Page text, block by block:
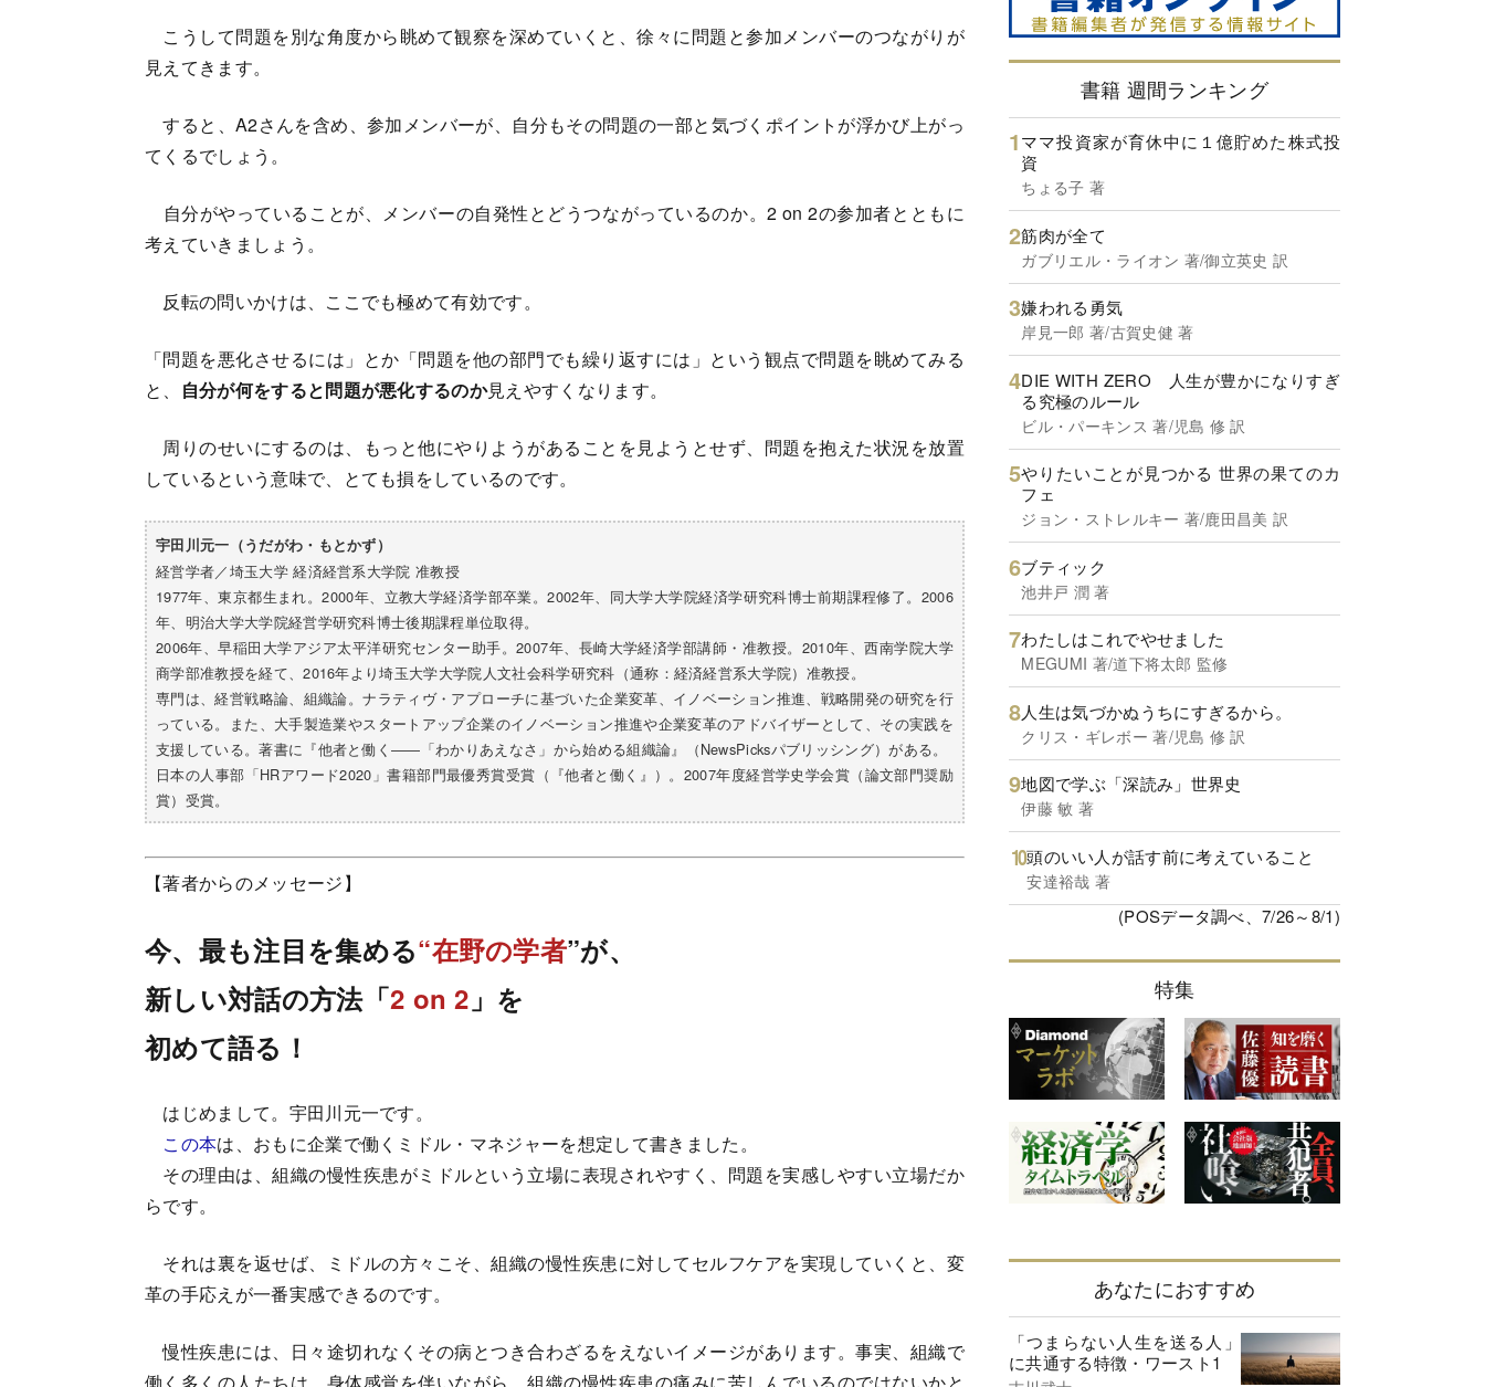
こうして問題を別な角度から眺めて観察を深めていくと、徐々に問題と参加メンバーのつながりが
見えてきます。
すると、A2さんを含め、参加メンバーが、自分もその問題の一部と気づくポイントが浮かび上がっ
てくるでしょう。
自分がやっていることが、メンバーの自発性とどうつながっているのか。2 on 2の参加者とともに
考えていきましょう。
反転の問いかけは、ここでも極めて有効です。
「問題を悪化させるには」とか「問題を他の部門でも繰り返すには」という観点で問題を眺めてみる
と、
自分が何をすると問題が悪化するのか見えやすくなります。
周りのせいにするのは、もっと他にやりようがあることを見ようとせず、問題を抱えた状況を放置
しているという意味で、とても損をしているのです。
宇田川元一（うだがわ・もとかず）
経営学者／埼玉大学 経済経営系大学院 准教授
1977年、東京都生まれ。2000年、立教大学経済学部卒業。2002年、同大学大学院経済学研究科博士前期課程修了。2006
年、明治大学大学院経営学研究科博士後期課程単位取得。
2006年、早稲田大学アジア太平洋研究センター助手。2007年、長崎大学経済学部講師・准教授。2010年、西南学院大学
商学部准教授を経て、2016年より埼玉大学大学院人文社会科学研究科（通称：経済経営系大学院）准教授。
専門は、経営戦略論、組織論。ナラティヴ・アプローチに基づいた企業変革、イノベーション推進、戦略開発の研究を行
っている。また、大手製造業やスタートアップ企業のイノベーション推進や企業変革のアドバイザーとして、その実践を
支援している。著書に『他者と働く――「わかりあえなさ」から始める組織論』（NewsPicksパブリッシング）がある。
日本の人事部「HRアワード2020」書籍部門最優秀賞受賞（『他者と働く』）。2007年度経営学史学会賞（論文部門奨励
賞）受賞。
【著者からのメッセージ】
今、最も注目を集める“在野の学者”が、
新しい対話の方法「2 on 2 」を
初めて語る！
はじめまして。宇田川元一です。
この本は、おもに企業で働くミドル・マネジャーを想定して書きました。
その理由は、組織の慢性疾患がミドルという立場に表現されやすく、問題を実感しやすい立場だか
らです。
それは裏を返せば、ミドルの方々こそ、組織の慢性疾患に対してセルフケアを実現していくと、変
革の手応えが一番実感できるのです。
慢性疾患には、日々途切れなくその病とつき合わざるをえないイメージがあります。事実、組織で
働く多くの人たちは、身体感覚を伴いながら、組織の慢性疾患の痛みに苦しんでいるのではないかと
書籍 週間ランキング
ママ投資家が育休中に１億貯めた株式投
資
ちょる子 著
筋肉が全て
ガブリエル・ライオン 著/御立英史 訳
嫌われる勇気
岸見一郎 著/古賀史健 著
DIE WITH ZERO 人生が豊かになりすぎ
る究極のルール
ビル・パーキンス 著/児島 修 訳
やりたいことが見つかる 世界の果てのカ
フェ
ジョン・ストレルキー 著/鹿田昌美 訳
ブティック
池井戸 潤 著
わたしはこれでやせました
MEGUMI 著/道下将太郎 監修
人生は気づかぬうちにすぎるから。
クリス・ギレボー 著/児島 修 訳
地図で学ぶ「深読み」世界史
伊藤 敏 著
頭のいい人が話す前に考えていること
安達裕哉 著
(POSデータ調べ、7/26～8/1)
特集
あなたにおすすめ
「つまらない人生を送る人」
に共通する特徴・ワースト1